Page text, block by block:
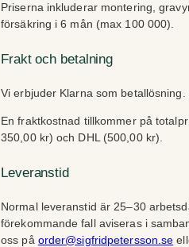
Priserna inkluderar montering,
försäkring i 6 mån (max 100 000).
Frakt och betalning
Vi erbjuder Klarna som
En fraktkostnad tillkommer på
350,00 kr) och DHL (500,00 kr).
Leveranstid
Normal leveranstid är 25–30
förekommande fall aviseras i
oss på order@sigfridpetersson.se